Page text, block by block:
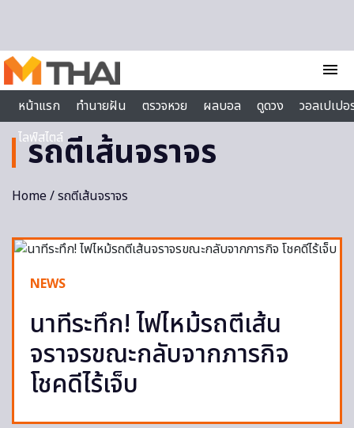
menu
หน้าแรก
ทำนายฝัน ตรวจหวย ผลบอล ดูดวง
วอลเปเป
ไลฟ์สไตล์
รถตีเส้นจราจร
Home/ รถตีเส้นจราจร
NEWS
นาทีระทึก! ไฟไหม้รถตีเส้น
จราจรขณะกลับจากภารกิจ
โชคดีไร้เจ็บ